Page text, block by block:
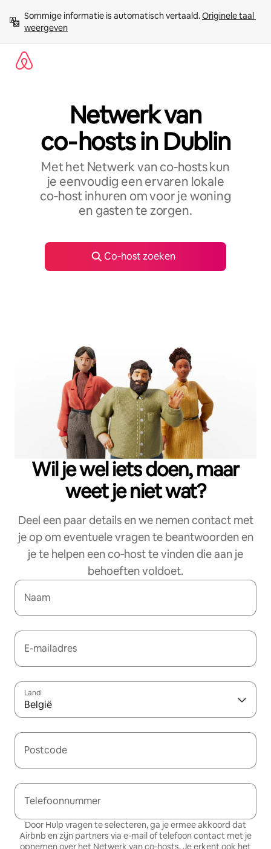
direct
naar
inhoud
Sommige informatie is automatisch vertaald. Originele taal
weergeven
Netwerk van
co‑hosts in Dublin
Met het Netwerk van co‑hosts kun
je eenvoudig een ervaren lokale
co‑host inhuren om voor je woning
en gasten te zorgen.
Co‑host zoeken
Wil je wel iets doen, maar
weet je niet wat?
Deel een paar details en we nemen contact met
je op om eventuele vragen te beantwoorden en
je te helpen een co‑host te vinden die aan je
behoeften voldoet.
Naam
E-mailadres
Land
België
Postcode
Telefoonnummer
Door Hulp vragen te selecteren, ga je ermee akkoord dat
Airbnb en zijn partners via e-mail of telefoon contact met je
opnemen over het Netwerk van co‑hosts. Je erkent ook het